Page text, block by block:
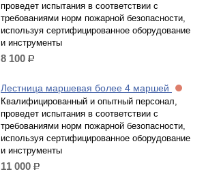
проведет испытания в соответствии с
требованиями норм пожарной безопасности,
используя сертифицированное оборудование
и инструменты
8 100 р.
Лестница маршевая более 4 маршей
Квалифицированный и опытный персонал,
проведет испытания в соответствии с
требованиями норм пожарной безопасности,
используя сертифицированное оборудование
и инструменты
11 000 р.